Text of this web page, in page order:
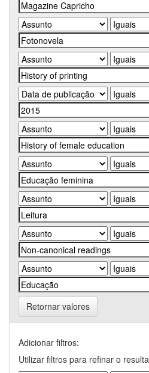
Retornar valores
Adicionar filtros:
Utilizar filtros para refinar o